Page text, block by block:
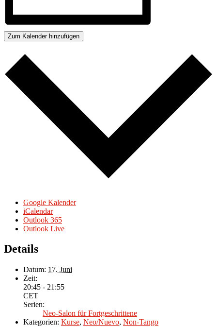
Zum Kalender hinzufügen
Google Kalender
iCalendar
Outlook 365
Outlook Live
Details
Datum: 17. Juni
Zeit:
20:45 - 21:55
CET
Serien:
Neo-Salon für Fortgeschrittene
Kategorien: Kurse, Neo/Nuevo, Non-Tango